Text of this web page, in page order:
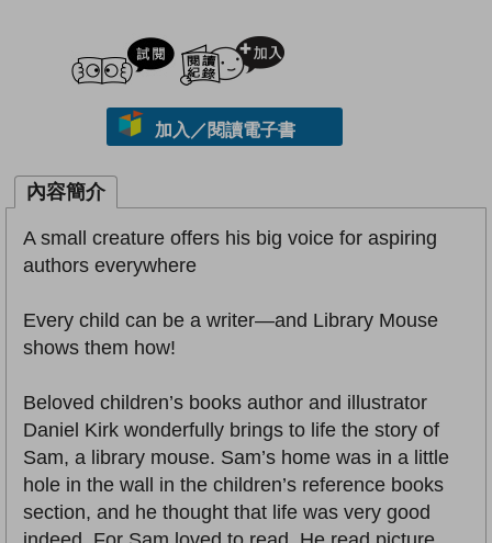
試閲
加入／閱讀電子書
內容簡介
A small creature offers his big voice for aspiring
authors everywhere
Every child can be a writer—and Library Mouse
shows them how!
Beloved children’s books author and illustrator
Daniel Kirk wonderfully brings to life the story of
Sam, a library mouse. Sam’s home was in a little
hole in the wall in the children’s reference books
section, and he thought that life was very good